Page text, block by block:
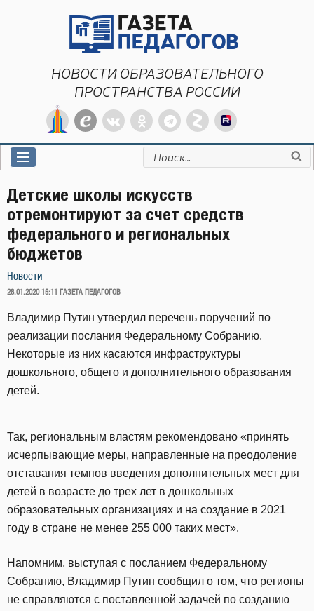
НОВОСТИ ОБРАЗОВАТЕЛЬНОГО
ПРОСТРАНСТВА РОССИИ
Искать:
Детские школы искусств
отремонтируют за счет средств
федерального и региональных
бюджетов
Новости
ОПУБЛИКОВАНО
28.01.2020 15:11 ГАЗЕТА ПЕДАГОГОВ
Владимир Путин утвердил перечень поручений по
реализации послания Федеральному Собранию.
Некоторые из них касаются инфраструктуры
дошкольного, общего и дополнительного образования
детей.
Так, региональным властям рекомендовано «принять
исчерпывающие меры, направленные на преодоление
отставания темпов введения дополнительных мест для
детей в возрасте до трех лет в дошкольных
образовательных организациях и на создание в 2021
году в стране не менее 255 000 таких мест».
Напомним, выступая с посланием Федеральному
Собранию, Владимир Путин сообщил о том, что регионы
не справляются с поставленной задачей по созданию